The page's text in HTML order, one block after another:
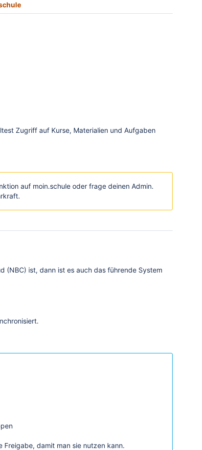
Zugriff auf Kurse, Materialien und Aufgaben
auf moin.schule oder frage deinen Admin.
(NBC) ist, dann ist es auch das führende System
damit man sie nutzen kann.